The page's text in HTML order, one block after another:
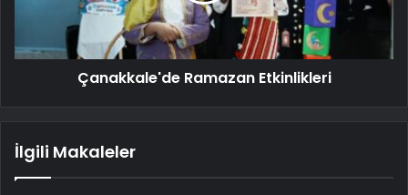
Çanakkale'de Ramazan Etkinlikleri
İlgili Makaleler